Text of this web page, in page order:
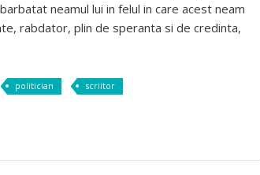
neamul lui in felul in care acest neam
rabdator, plin de speranta si de credinta,
politician scriitor